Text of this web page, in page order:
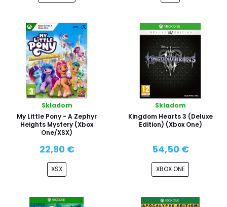
Skladom
My Little Pony - A Zephyr
Heights Mystery (Xbox
One/XSX)
22,90 €
XSX
Skladom
Kingdom Hearts 3 (Deluxe
Edition) (Xbox One)
54,50 €
XBOX ONE